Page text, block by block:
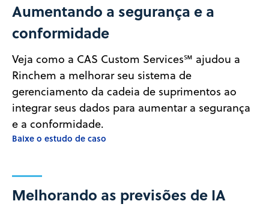
Aumentando a segurança e a
conformidade
Veja como a CAS Custom Services℠ ajudou a
Rinchem a melhorar seu sistema de
gerenciamento da cadeia de suprimentos ao
integrar seus dados para aumentar a segurança
e a conformidade.
Baixe o estudo de caso
Melhorando as previsões de IA